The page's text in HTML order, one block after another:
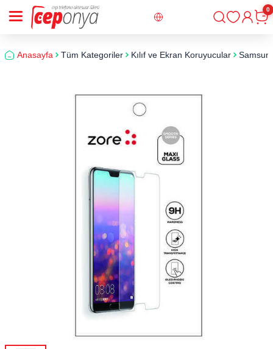
Giriş
0
Anasayfa Tüm Kategoriler Kılıf ve Ekran Koruyucular